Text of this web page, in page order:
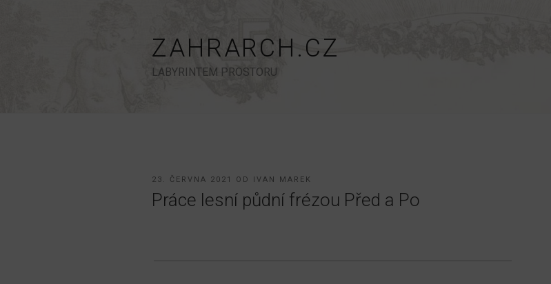
ZAHRARCH.CZ
LABYRINTEM PROSTORU
PUBLIKOVÁNO
23. ČERVNA 2021 OD IVAN MAREK
Práce lesní půdní frézou Před a Po